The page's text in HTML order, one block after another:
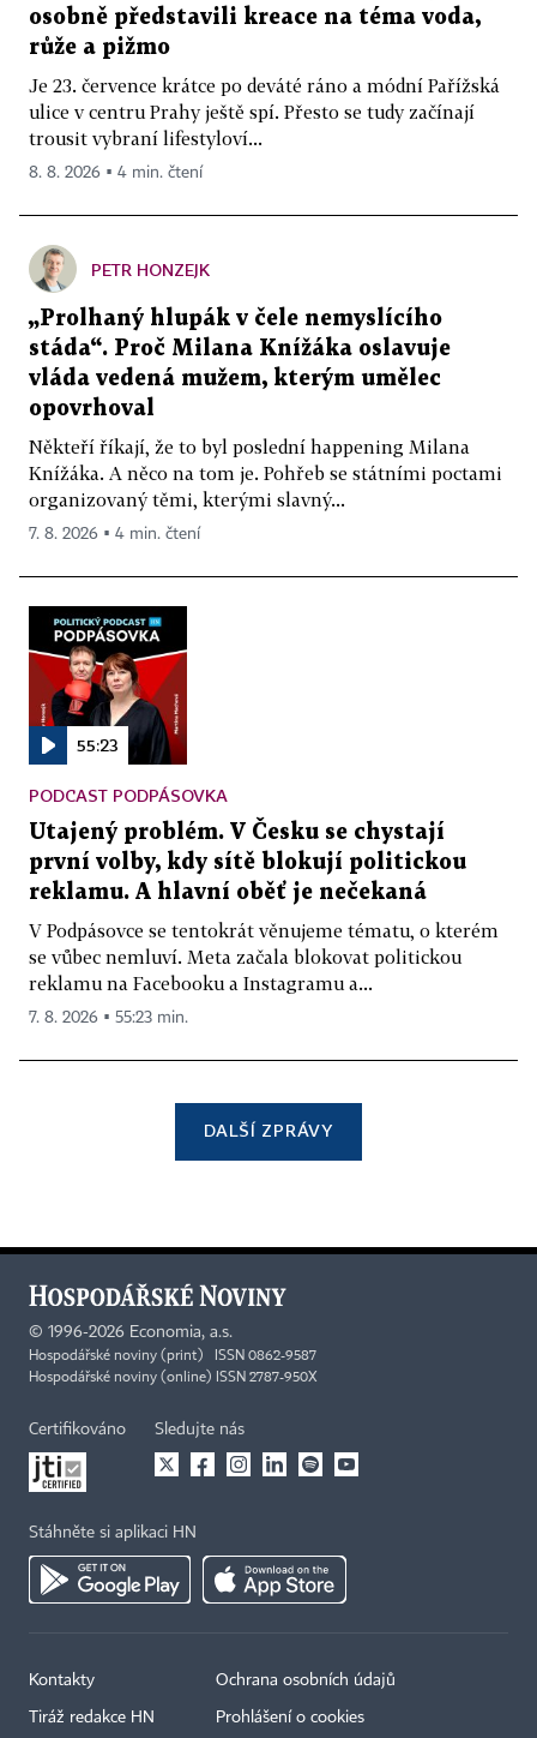
osobně představili kreace na téma voda,
růže a pižmo
Je 23. července krátce po deváté ráno a módní Pařížská
ulice v centru Prahy ještě spí. Přesto se tudy začínají
trousit vybraní lifestyloví...
8. 8. 2026 ▪ 4 min. čtení
PETR HONZEJK
„Prolhaný hlupák v čele nemyslícího
stáda“. Proč Milana Knížáka oslavuje
vláda vedená mužem, kterým umělec
opovrhoval
Někteří říkají, že to byl poslední happening Milana
Knížáka. A něco na tom je. Pohřeb se státními poctami
organizovaný těmi, kterými slavný...
7. 8. 2026 ▪ 4 min. čtení
55:23
PODCAST PODPÁSOVKA
Utajený problém. V Česku se chystají
první volby, kdy sítě blokují politickou
reklamu. A hlavní oběť je nečekaná
V Podpásovce se tentokrát věnujeme tématu, o kterém
se vůbec nemluví. Meta začala blokovat politickou
reklamu na Facebooku a Instagramu a...
7. 8. 2026 ▪ 55:23 min.
DALŠÍ ZPRÁVY
© 1996-2026 Economia, a.s.
Hospodářské noviny (print) ISSN 0862-9587
Hospodářské noviny (online) ISSN 2787-950X
Certifikováno Sledujte nás
Stáhněte si aplikaci HN
Kontakty
Tiráž redakce HN
Ochrana osobních údajů
Prohlášení o cookies